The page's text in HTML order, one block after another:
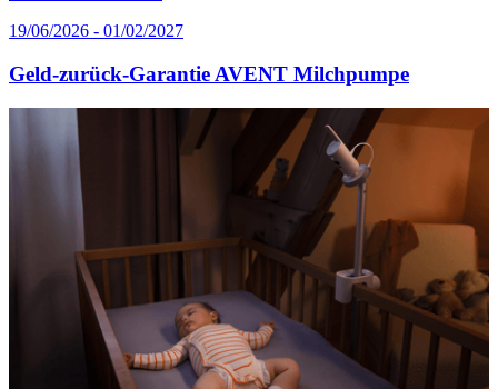
19/06/2026 - 01/02/2027
Geld-zurück-Garantie AVENT Milchpumpe